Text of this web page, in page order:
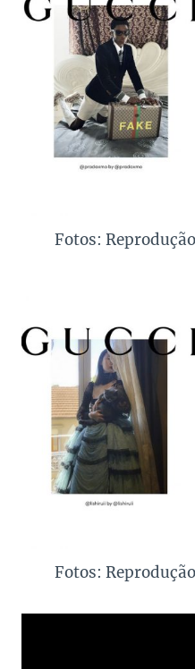
Fotos:
Fotos: